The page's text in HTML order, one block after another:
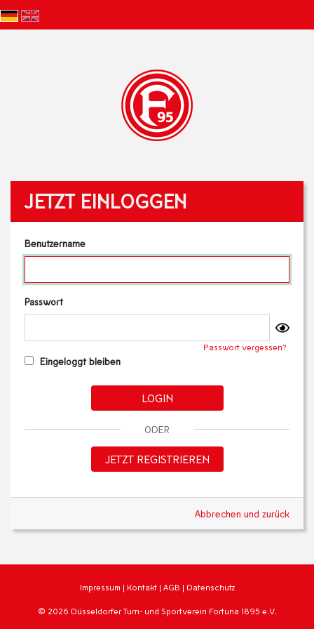
JETZT EINLOGGEN
Benutzername
Passwort
Passwort vergessen?
Eingeloggt bleiben
LOGIN
ODER
JETZT REGISTRIEREN
Abbrechen und zurück
Impressum | Kontakt | AGB | Datenschutz
© 2026 Düsseldorfer Turn- und Sportverein Fortuna 1895 e.V.